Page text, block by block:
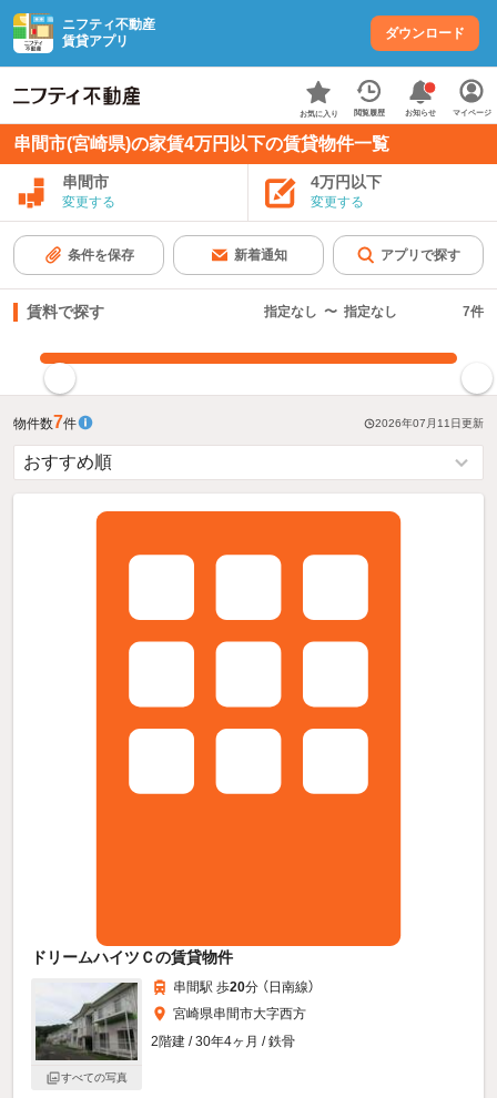
ニフティ不動産
賃貸アプリ
ダウンロード
お気に入り 閲覧履歴 お知らせ マイページ
串間市(宮崎県)の家賃4万円以下の賃貸物件一覧
串間市
変更する
4万円以下
変更する
条件を保存 新着通知 アプリで探す
賃料で探す 指定なし 〜 指定なし 7件
物件数7件 2026年07月11日更新
ドリームハイツＣの賃貸物件
すべての写真
串間駅 歩20分 （日南線）
宮崎県串間市大字西方
2階建 / 30年4ヶ月 / 鉄骨